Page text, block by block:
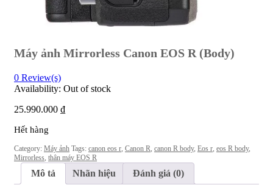
Máy ảnh Mirrorless Canon EOS R (Body)
0 Review(s)
Availability: Out of stock
25.990.000 ₫
Hết hàng
Category: Máy ảnh Tags: canon eos r, Canon R, canon R body, Eos r, eos R body,
Mirrorless, thân máy EOS R
Mô tả Nhãn hiệu Đánh giá (0)